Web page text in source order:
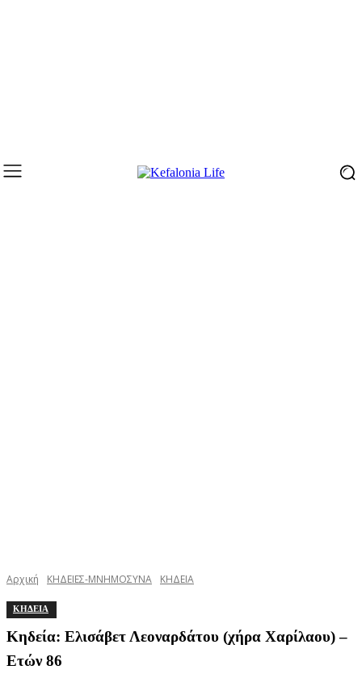
Αρχική ΚΗΔΕΙΕΣ-ΜΝΗΜΟΣΥΝΑ ΚΗΔΕΙΑ
ΚΗΔΕΙΑ
Κηδεία: Ελισάβετ Λεοναρδάτου (χήρα Χαρίλαου) –
Ετών 86